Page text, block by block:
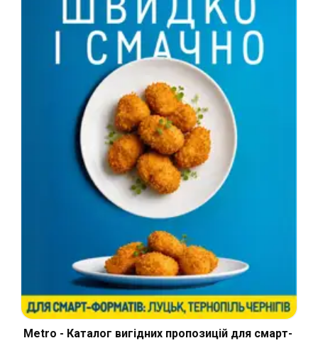
Metro - Каталог вигідних пропозицій для смарт-